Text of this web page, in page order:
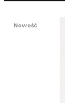
Nowość